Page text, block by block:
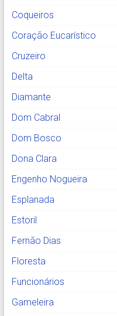
Coqueiros
Coração Eucarístico
Cruzeiro
Delta
Diamante
Dom Cabral
Dom Bosco
Dona Clara
Engenho Nogueira
Esplanada
Estoril
Fernão Dias
Floresta
Funcionários
Gameleira